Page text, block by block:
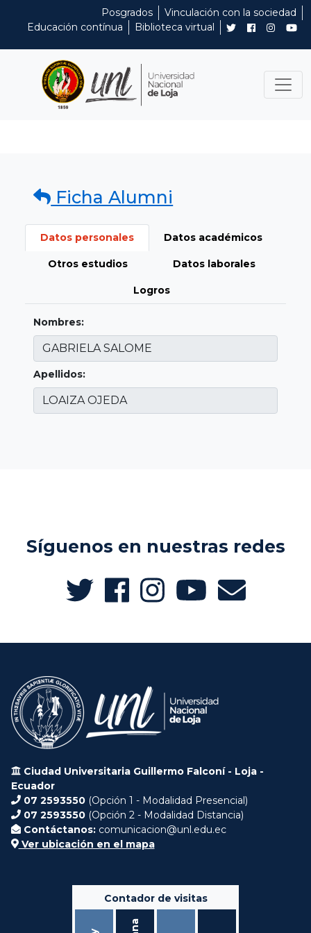
Posgrados
Vinculación con la sociedad
Educación contínua
Biblioteca virtual
Ficha Alumni
Datos personales Datos académicos
Otros estudios Datos laborales
Logros
Nombres:
Apellidos:
Síguenos en nuestras redes
Ciudad Universitaria Guillermo Falconí - Loja -
Ecuador
07 2593550 (Opción 1 - Modalidad Presencial)
07 2593550 (Opción 2 - Modalidad Distancia)
Contáctanos: comunicacion@unl.edu.ec
Ver ubicación en el mapa
Contador de visitas